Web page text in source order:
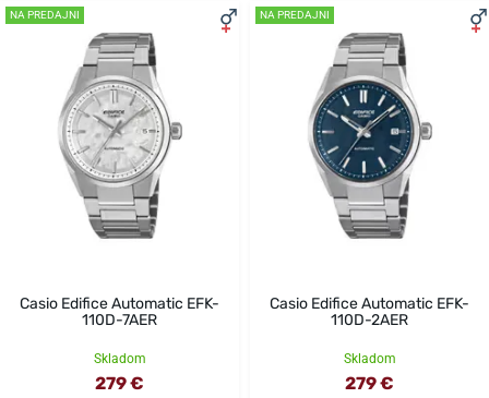
NA PREDAJNI
Casio Edifice Automatic EFK-
110D-7AER
Skladom
279 €
NA PREDAJNI
Casio Edifice Automatic EFK-
110D-2AER
Skladom
279 €